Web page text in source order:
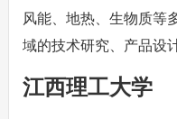
风能、地热、生物质等
域的技术研究、产品设
江西理工大学